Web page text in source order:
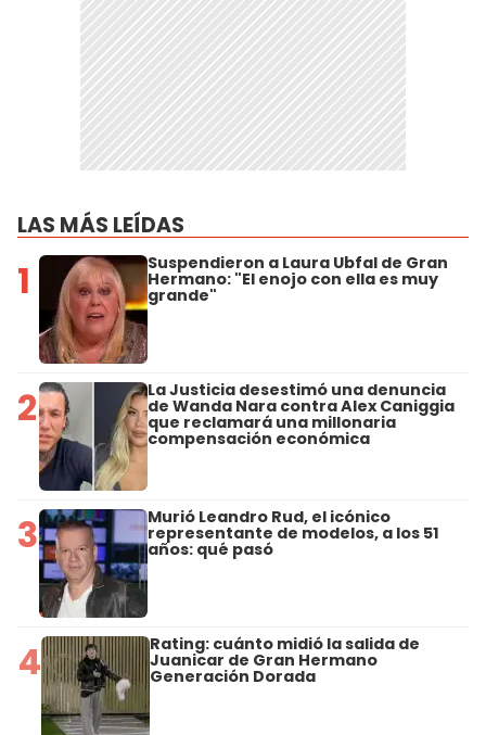
LAS MÁS LEÍDAS
1 Suspendieron a Laura Ubfal de Gran
Hermano: "El enojo con ella es muy
grande"
2 La Justicia desestimó una denuncia
de Wanda Nara contra Alex Caniggia
que reclamará una millonaria
compensación económica
3 Murió Leandro Rud, el icónico
representante de modelos, a los 51
años: qué pasó
4 Rating: cuánto midió la salida de
Juanicar de Gran Hermano
Generación Dorada